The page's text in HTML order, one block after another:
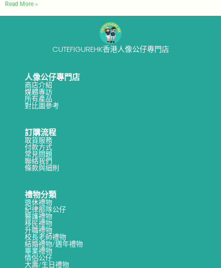
Read More »
CUTEFIGUREHK香港人像公仔專門店
人像公仔專門店
商店介紹
媒體專訪
所有產品
對比圖參考
訂購流程
取貨服務
付款方式
常見問題
聯絡我們
條款與細則
禮物分類
退休禮物
紀律部隊公仔
醫護禮物
移民禮物
升職禮物
校長老師禮物
結婚禮物/週年禮物
畢業禮物
情侶公仔
大壽/生日禮物